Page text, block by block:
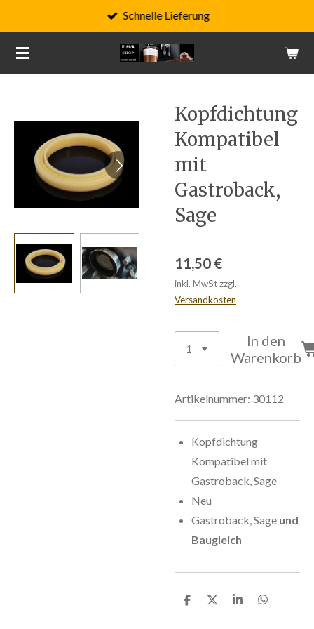
Hauptinhalt
springen
Schnelle Lieferung
Kopfdichtung
Kompatibel
mit
Gastroback,
Sage
11,50 €
inkl. MwSt zzgl.
Versandkosten
In den
Warenkorb
Artikelnummer: 30112
Kopfdichtung
Kompatibel mit
Gastroback, Sage
Neu
Gastroback, Sage und
Baugleich
T
T
T
T